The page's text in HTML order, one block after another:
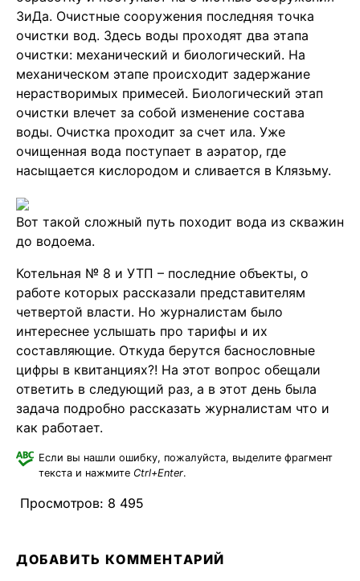
ЗиДа. Очистные сооружения последняя точка
очистки вод. Здесь воды проходят два этапа
очистки: механический и биологический. На
механическом этапе происходит задержание
нерастворимых примесей. Биологический этап
очистки влечет за собой изменение состава
воды. Очистка проходит за счет ила. Уже
очищенная вода поступает в аэратор, где
насыщается кислородом и сливается в Клязьму.
Вот такой сложный путь походит вода из скважин
до водоема.
Котельная № 8 и УТП – последние объекты, о
работе которых рассказали представителям
четвертой власти. Но журналистам было
интереснее услышать про тарифы и их
составляющие. Откуда берутся баснословные
цифры в квитанциях?! На этот вопрос обещали
ответить в следующий раз, а в этот день была
задача подробно рассказать журналистам что и
как работает.
Если вы нашли ошибку, пожалуйста, выделите фрагмент
текста и нажмите Ctrl+Enter.
Просмотров: 8 495
ДОБАВИТЬ КОММЕНТАРИЙ